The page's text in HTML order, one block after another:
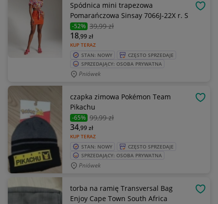
Spódnica mini trapezowa
Pomarańczowa Sinsay 7066J-22X r. S
-52% 39,99 zł
KUP TERAZ
18,99zł
STAN: NOWY
CZĘSTO SPRZEDAJE
SPRZEDAJĄCY: OSOBA PRYWATNA
Pniówek
czapka zimowa Pokémon Team
Pikachu
-65% 99,99 zł
KUP TERAZ
34,99zł
STAN: NOWY
CZĘSTO SPRZEDAJE
SPRZEDAJĄCY: OSOBA PRYWATNA
Pniówek
torba na ramię Transversal Bag
Enjoy Cape Town South Africa